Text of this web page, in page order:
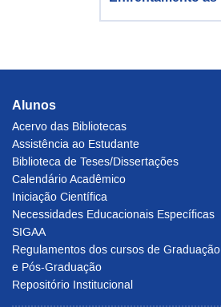
Alunos
Acervo das Bibliotecas
Assistência ao Estudante
Biblioteca de Teses/Dissertações
Calendário Acadêmico
Iniciação Científica
Necessidades Educacionais Específicas
SIGAA
Regulamentos dos cursos de Graduação
e Pós-Graduação
Repositório Institucional